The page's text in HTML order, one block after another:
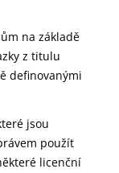
na základě
z titulu
definovanými
jsou
použít
licenční